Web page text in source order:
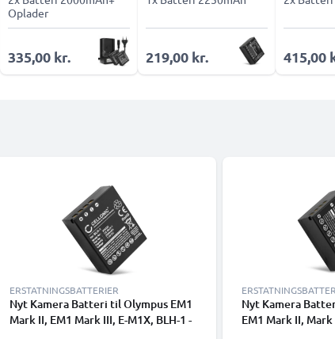
Oplader
335,00 kr. 219,00 kr. 415,00
ERSTATNINGSBATTERIER
Nyt Kamera Batteri til Olympus EM1
Mark II, EM1 Mark III, E-M1X, BLH-1 -
Nyt Kamera
EM1 Mark II, Mark